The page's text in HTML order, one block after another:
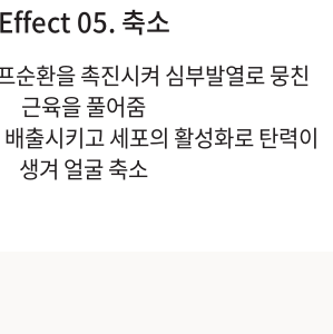
Effect 05. 축소
환을 촉진시켜 심부발열로 뭉친
근육을 풀어줌
출시키고 세포의 활성화로 탄력이
생겨 얼굴 축소